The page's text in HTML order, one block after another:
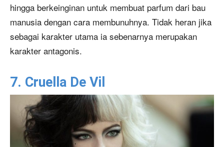
hingga berkeinginan untuk membuat parfum dari bau
manusia dengan cara membunuhnya. Tidak heran jika
sebagai karakter utama ia sebenarnya merupakan
karakter antagonis.
7. Cruella De Vil